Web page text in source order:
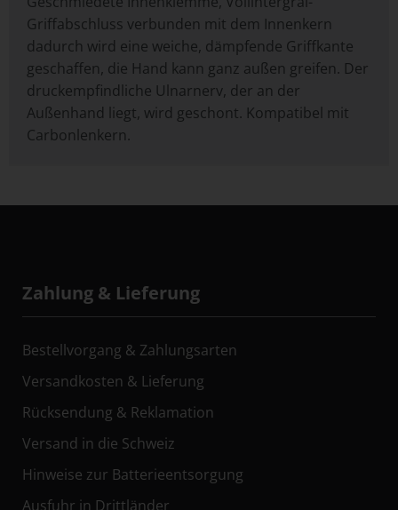
Griffabschluss verbunden mit dem Innenkern
dadurch wird eine weiche, dämpfende Griffkante
geschaffen, die Hand kann ganz außen greifen. Der
druckempfindliche Ulnarnerv, der an der
Außenhand liegt, wird geschont. Kompatibel mit
Carbonlenkern.
Zahlung & Lieferung
Bestellvorgang & Zahlungsarten
Versandkosten & Lieferung
Rücksendung & Reklamation
Versand in die Schweiz
Hinweise zur Batterieentsorgung
Ausfuhr in Drittländer